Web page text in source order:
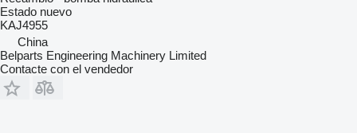
Estado nuevo
KAJ4955
China
Belparts Engineering Machinery Limited
Contacte con el vendedor